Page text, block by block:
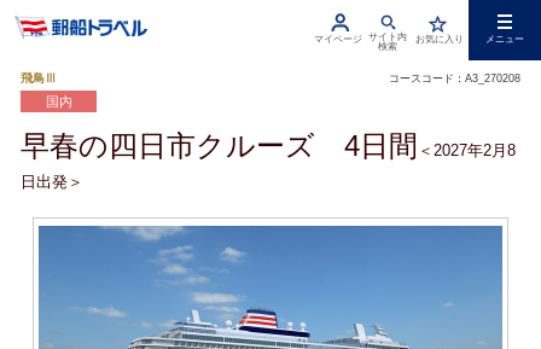
お気に入り
サイト内
検索
マイページ メニュー
飛鳥Ⅲ コースコード：A3_270208
国内
早春の四日市クルーズ 4日間 ＜2027年2月8
日出発＞